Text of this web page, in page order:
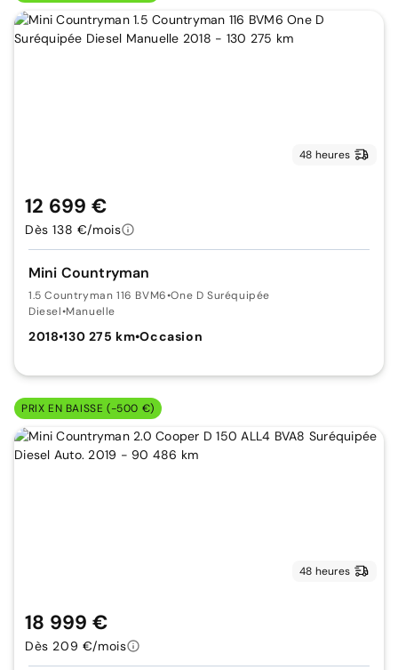
48 heures
Mini Countryman
1.5 Countryman 116 BVM6•One D Suréquipée
Diesel•Manuelle
2018•130 275 km•Occasion
12 699 €
Dès 138 €/mois
PRIX EN BAISSE (-500 €)
48 heures
18 999 €
Dès 209 €/mois